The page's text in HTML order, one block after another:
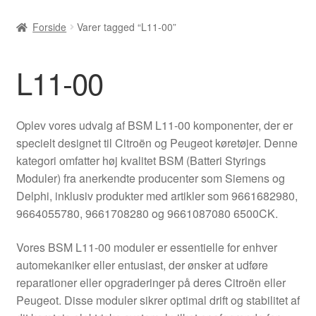
Betalinger
Kasse
Klageprocedure
Kontakte
Levering
Min Konto
Forside Varer tagged “L11-00”
L11-00
Oplev vores udvalg af BSM L11-00 komponenter, der er
specielt designet til Citroën og Peugeot køretøjer. Denne
kategori omfatter høj kvalitet BSM (Batteri Styrings
Moduler) fra anerkendte producenter som Siemens og
Delphi, inklusiv produkter med artikler som 9661682980,
9664055780, 9661708280 og 9661087080 6500CK.
Vores BSM L11-00 moduler er essentielle for enhver
automekaniker eller entusiast, der ønsker at udføre
reparationer eller opgraderinger på deres Citroën eller
Peugeot. Disse moduler sikrer optimal drift og stabilitet af